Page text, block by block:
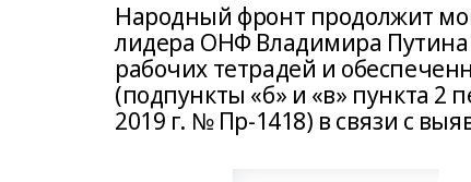
Народный фронт продолжит
лидера ОНФ Владимира Путина
рабочих тетрадей и
(подпункты «б» и «в» пункта 2
2019 г. № Пр-1418) в связи с